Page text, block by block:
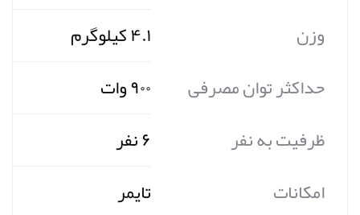
وزن
۴.۱ کیلوگرم
حداکثر توان مصرفی
۹۰۰ وات
ظرفیت به نفر
۶ نفر
امکانات
تایمر